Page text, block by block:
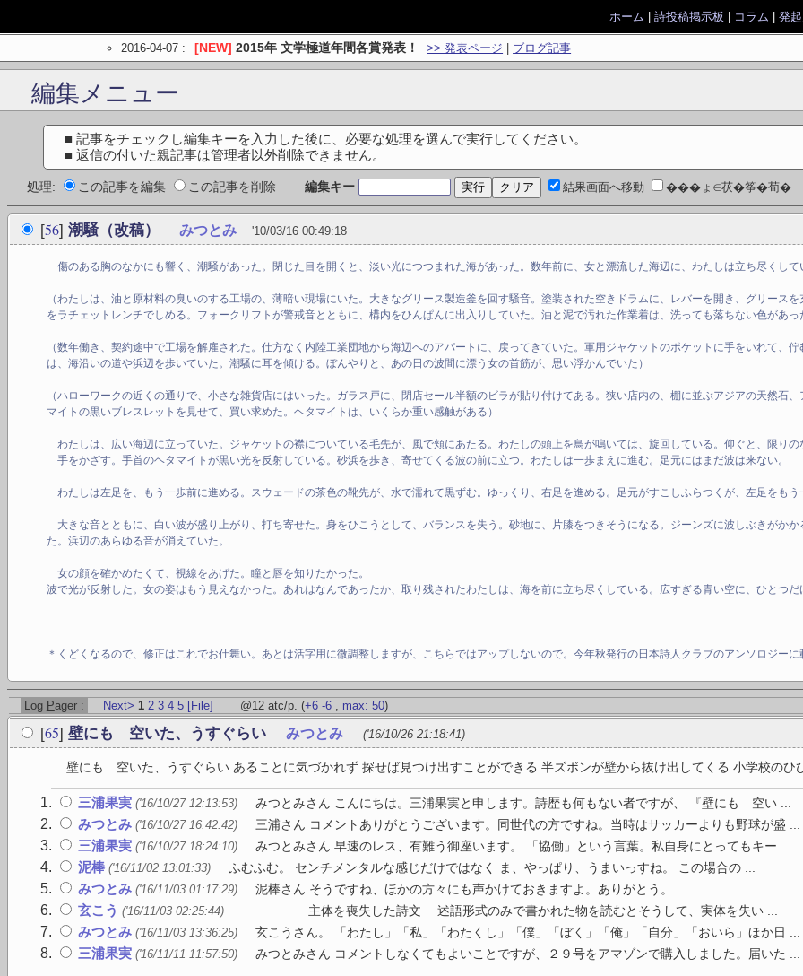
ホーム 詩投稿掲示板 コラム 発
2016-04-07 : [NEW] 2015年 文学極道年間各賞発表！ >> 発表ページ ブログ記事
編集メニュー
■ 記事をチェックし編集キーを入力した後に、必要な処理を選んで実行してください。
■ 返信の付いた親記事は管理者以外削除できません。
処理: この記事を編集 この記事を削除 編集キー 結果画面へ移動 ���ょ∈茯�筝�荀�
[56] 潮騒（改稿） みつとみ '10/03/16 00:49:18
傷のある胸のなかにも響く、潮騒があった。閉じた目を開くと、淡い光につつまれた海があった。数年前に、女と漂流した海辺に、わたしは立ち尽くして
（わたしは、油と原材料の臭いのする工場の、薄暗い現場にいた。大きなグリース製造釜を回す騒音。塗装された空きドラムに、レバーを開き、グリース
をラチェットレンチでしめる。フォークリフトが警戒音とともに、構内をひんぱんに出入りしていた。油と泥で汚れた作業着は、洗っても落ちない色があっ
（数年働き、契約途中で工場を解雇された。仕方なく内陸工業団地から海辺へのアパートに、戻ってきていた。軍用ジャケットのポケットに手をいれて、
は、海沿いの道や浜辺を歩いていた。潮騒に耳を傾ける。ぼんやりと、あの日の波間に漂う女の首筋が、思い浮かんでいた）
（ハローワークの近くの通りで、小さな雑貨店にはいった。ガラス戸に、閉店セール半額のビラが貼り付けてある。狭い店内の、棚に並ぶアジアの天然石
マイトの黒いブレスレットを見せて、買い求めた。ヘタマイトは、いくらか重い感触がある）
わたしは、広い海辺に立っていた。ジャケットの襟についている毛先が、風で頬にあたる。わたしの頭上を鳥が鳴いては、旋回している。仰ぐと、限り
手をかざす。手首のヘタマイトが黒い光を反射している。砂浜を歩き、寄せてくる波の前に立つ。わたしは一歩まえに進む。足元にはまだ波は来ない。
わたしは左足を、もう一歩前に進める。スウェードの茶色の靴先が、水で濡れて黒ずむ。ゆっくり、右足を進める。足元がすこしふらつくが、左足をも
大きな音とともに、白い波が盛り上がり、打ち寄せた。身をひこうとして、バランスを失う。砂地に、片膝をつきそうになる。ジーンズに波しぶきがか
た。浜辺のあらゆる音が消えていた。
女の顔を確かめたくて、視線をあげた。瞳と唇を知りたかった。
波で光が反射した。女の姿はもう見えなかった。あれはなんであったか、取り残されたわたしは、海を前に立ち尽くしている。広すぎる青い空に、ひとつ
＊くどくなるので、修正はこれでお仕舞い。あとは活字用に微調整しますが、こちらではアップしないので。今年秋発行の日本詩人クラブのアンソロジー
Log Pager : Next> 1 2 3 4 5 [File] @12 atc/p. (+6 -6, max: 50)
[65] 壁にも 空いた、うすぐらい みつとみ ('16/10/26 21:18:41)
壁にも 空いた、うすぐらい あることに気づかれず 探せば見つけ出すことができる 半ズボンが壁から抜け出してくる 小学校のひ
三浦果実 ('16/10/27 12:13:53) みつとみさん こんにちは。三浦果実と申します。詩歴も何もない者ですが、 『壁にも 空い ...
みつとみ ('16/10/27 16:42:42) 三浦さん コメントありがとうございます。同世代の方ですね。当時はサッカーよりも野球が盛 ...
三浦果実 ('16/10/27 18:24:10) みつとみさん 早速のレス、有難う御座います。 「協働」という言葉。私自身にとってもキー ...
泥棒 ('16/11/02 13:01:33) ふむふむ。 センチメンタルな感じだけではなく ま、やっぱり、うまいっすね。 この場合の ...
みつとみ ('16/11/03 01:17:29) 泥棒さん そうですね、ほかの方々にも声かけておきますよ。ありがとう。
玄こう ('16/11/03 02:25:44) 主体を喪失した詩文 述語形式のみで書かれた物を読むとそうして、実体を失い ...
みつとみ ('16/11/03 13:36:25) 玄こうさん。 「わたし」「私」「わたくし」「僕」「ぼく」「俺」「自分」「おいら」ほか日 ...
三浦果実 ('16/11/11 11:57:50) みつとみさん コメントしなくてもよいことですが、２９号をアマゾンで購入しました。届いた ...